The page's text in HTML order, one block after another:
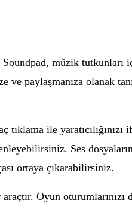
müzik
ve paylaşmanıza olanak
ile
Ses
ortaya çıkarabilirsiniz.
Oyun